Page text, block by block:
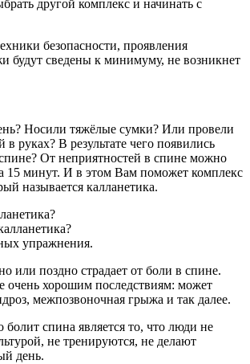
другой комплекс и начинать с
безопасности, проявления
будут сведены к минимуму, не возникнет
Носили тяжёлые сумки? Или провели
в руках? В результате чего появились
От неприятностей в спине можно
15 минут. И в этом Вам поможет комплекс
называется калланетика.
упражнения.
или поздно страдает от боли в спине.
очень хорошим последствиям: может
межпозвоночная грыжа и так далее.
спина является то, что люди не
не тренируются, не делают
день.